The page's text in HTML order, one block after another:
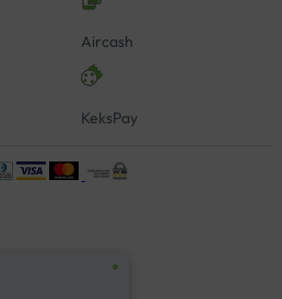
Aircash
KeksPay